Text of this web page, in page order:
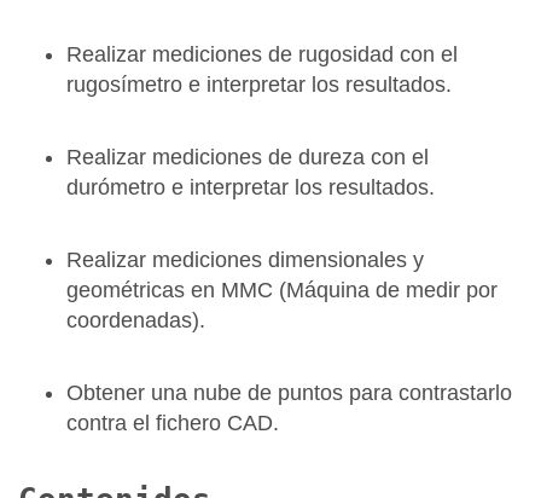
Realizar mediciones de rugosidad con el
rugosímetro e interpretar los resultados.
Realizar mediciones de dureza con el
durómetro e interpretar los resultados.
Realizar mediciones dimensionales y
geométricas en MMC (Máquina de medir por
coordenadas).
Obtener una nube de puntos para contrastarlo
contra el fichero CAD.